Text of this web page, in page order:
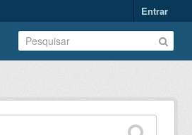
Entrar